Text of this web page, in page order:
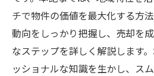
チで物件の価値を最大化する方
動向をしっかり把握し、売却を
なステップを詳しく解説します
ッショナルな知識を生かし、ス